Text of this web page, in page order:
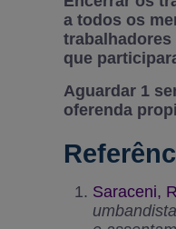
a todos os
que
Aguardar 1
oferenda
Saraceni,